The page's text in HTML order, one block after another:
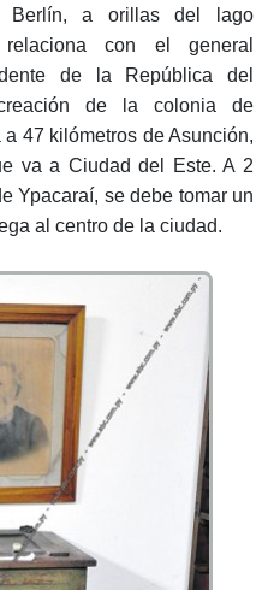
Berlín, a orillas del lago
con el general
de la República del
de la colonia de
47 kilómetros de Asunción,
va a Ciudad del Este. A 2
Ypacaraí, se debe tomar un
al centro de la ciudad.